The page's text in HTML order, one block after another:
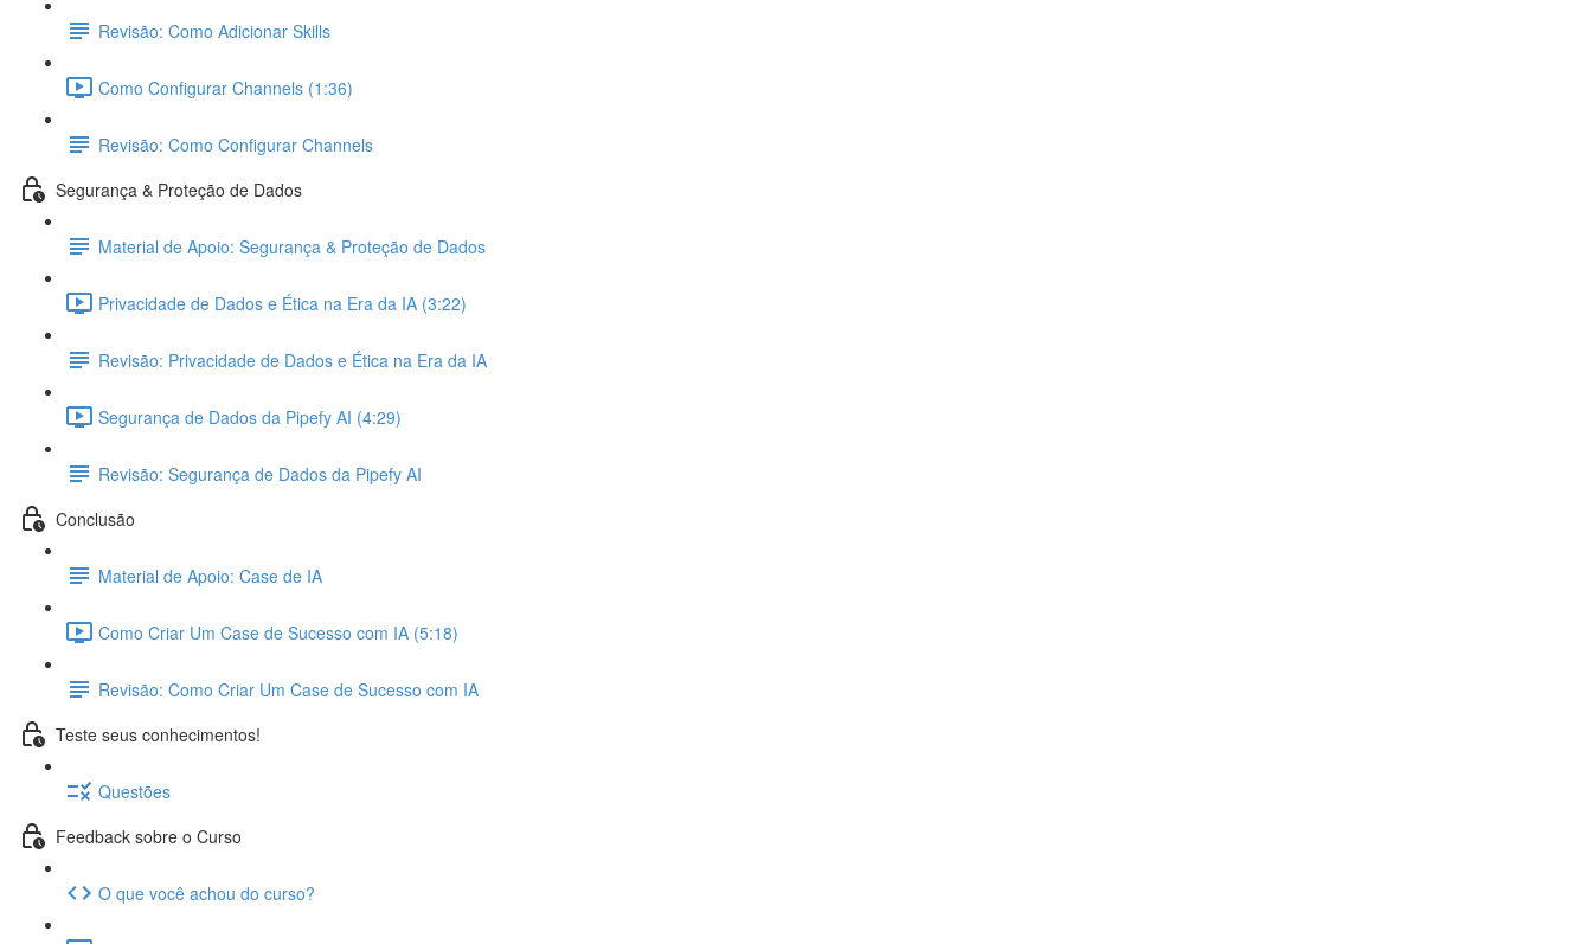
Revisão: Como Adicionar Skills
Como Configurar Channels (1:36)
Revisão: Como Configurar Channels
Segurança & Proteção de Dados
Material de Apoio: Segurança & Proteção de Dados
Privacidade de Dados e Ética na Era da IA (3:22)
Revisão: Privacidade de Dados e Ética na Era da IA
Segurança de Dados da Pipefy AI (4:29)
Revisão: Segurança de Dados da Pipefy AI
Conclusão
Material de Apoio: Case de IA
Como Criar Um Case de Sucesso com IA (5:18)
Revisão: Como Criar Um Case de Sucesso com IA
Teste seus conhecimentos!
Questões
Feedback sobre o Curso
O que você achou do curso?